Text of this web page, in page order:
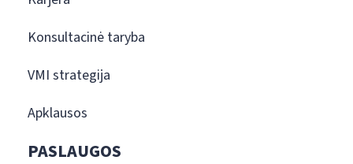
Konsultacinė taryba
VMI strategija
Apklausos
PASLAUGOS